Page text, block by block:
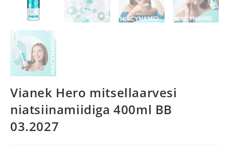
Vianek Hero mitsellaarvesi
niatsiinamiidiga 400ml BB
03.2027